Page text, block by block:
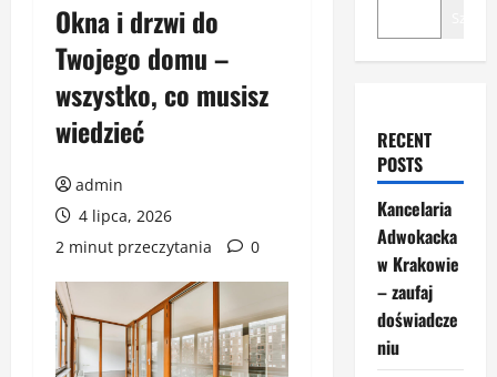
Okna i drzwi do
Twojego domu –
wszystko, co musisz
wiedzieć
admin
4 lipca, 2026
2 minut przeczytania
0
RECENT
POSTS
Kancelaria
Adwokacka
w Krakowie
– zaufaj
doświadcze
niu